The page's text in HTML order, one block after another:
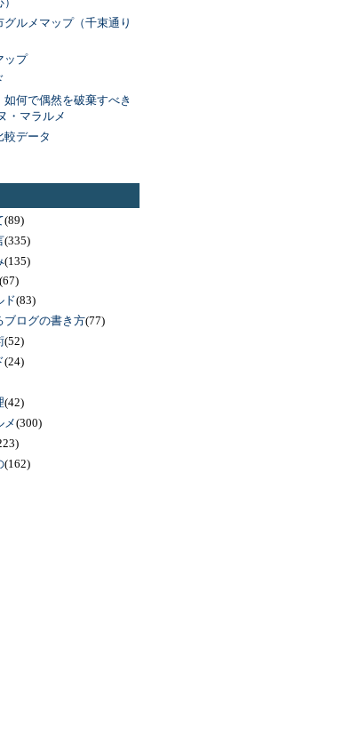
グルメマップ（千束通り
ップ
如何で偶然を破棄すべき
・マラルメ
較データ
(89)
(335)
(135)
(67)
ド(83)
ブログの書き方(77)
(52)
(24)
(42)
メ(300)
(162)